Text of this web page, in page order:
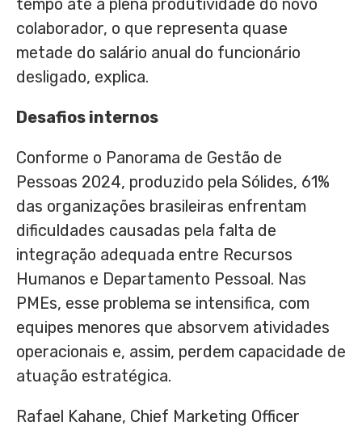
tempo até a plena produtividade do novo
colaborador, o que representa quase
metade do salário anual do funcionário
desligado, explica.
Desafios internos
Conforme o Panorama de Gestão de
Pessoas 2024, produzido pela Sólides, 61%
das organizações brasileiras enfrentam
dificuldades causadas pela falta de
integração adequada entre Recursos
Humanos e Departamento Pessoal. Nas
PMEs, esse problema se intensifica, com
equipes menores que absorvem atividades
operacionais e, assim, perdem capacidade de
atuação estratégica.
Rafael Kahane, Chief Marketing Officer